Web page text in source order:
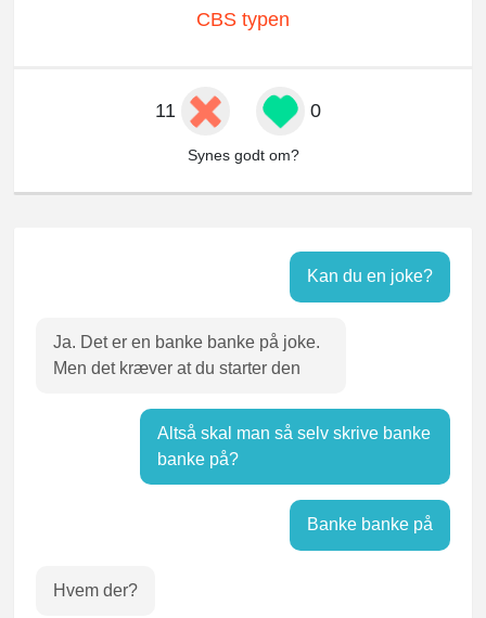
CBS typen
11 0
Synes godt om?
Kan du en joke?
Ja. Det er en banke banke på joke.
Men det kræver at du starter den
Altså skal man så selv skrive banke
banke på?
Banke banke på
Hvem der?